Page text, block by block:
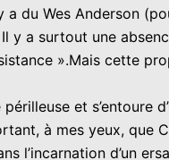
du Wes Anderson
y a surtout une
».Mais cette
et s’entoure
à mes yeux,
l’incarnation d’un